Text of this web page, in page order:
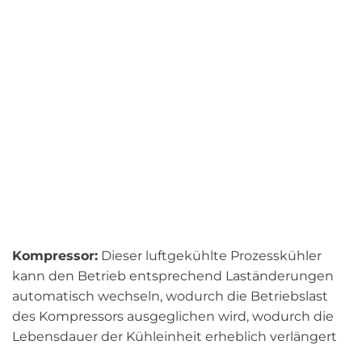
Kompressor: Dieser luftgekühlte Prozesskühler
kann den Betrieb entsprechend Laständerungen
automatisch wechseln, wodurch die Betriebslast
des Kompressors ausgeglichen wird, wodurch die
Lebensdauer der Kühleinheit erheblich verlängert